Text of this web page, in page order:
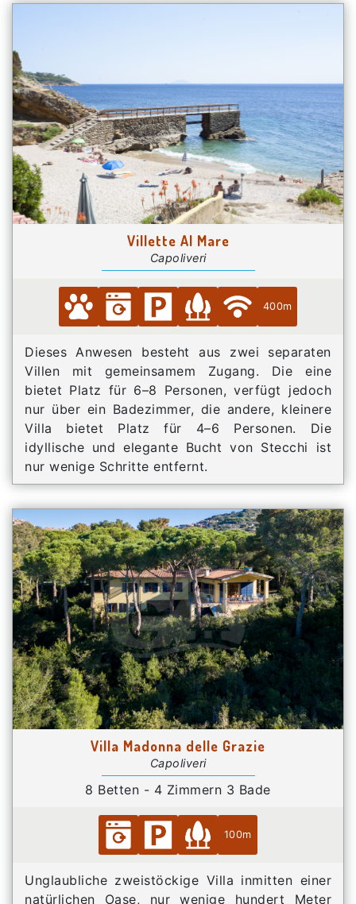
Villette Al Mare
Capoliveri
400m
Dieses Anwesen besteht aus zwei separaten
Villen mit gemeinsamem Zugang. Die eine
bietet Platz für 6–8 Personen, verfügt jedoch
nur über ein Badezimmer, die andere, kleinere
Villa bietet Platz für 4–6 Personen. Die
idyllische und elegante Bucht von Stecchi ist
nur wenige Schritte entfernt.
Villa Madonna delle Grazie
Capoliveri
8 Betten - 4 Zimmern 3 Bade
100m
Unglaubliche zweistöckige Villa inmitten einer
natürlichen Oase, nur wenige hundert Meter